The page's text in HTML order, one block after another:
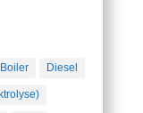
Boiler Diesel